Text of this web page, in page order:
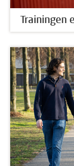
Trainingen